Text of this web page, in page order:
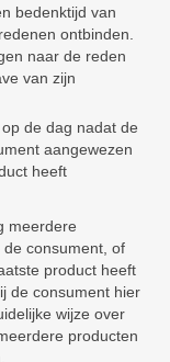
bedenktijd van
ontbinden.
naar de reden
van zijn
de dag nadat de
aangewezen
heeft
meerdere
consument, of
product heeft
de consument hier
wijze over
producten